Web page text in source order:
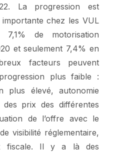
La progression est
chez les VUL
7,1% de motorisation
et seulement 7,4% en
facteurs peuvent
plus faible :
plus élevé, autonomie
des prix des différentes
de l’offre avec le
visibilité réglementaire,
fiscale. Il y a là des